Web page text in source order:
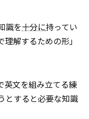
識を十分に持ってい
解するための形」
英文を組み立てる練
とすると必要な知識